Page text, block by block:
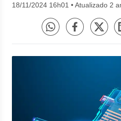
18/11/2024 16h01 •Atualizado 2